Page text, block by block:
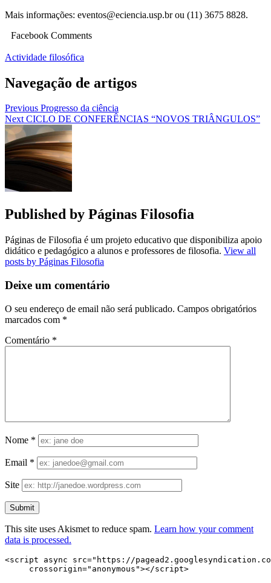
Mais informações: eventos@eciencia.usp.br ou (11) 3675 8828.
Facebook Comments
Actividade filosófica
Navegação de artigos
Previous Progresso da ciência
Next CICLO DE CONFERÊNCIAS “NOVOS TRIÂNGULOS”
Published by Páginas Filosofia
Páginas de Filosofia é um projeto educativo que disponibiliza apoio
didático e pedagógico a alunos e professores de filosofia. View all
posts by Páginas Filosofia
Deixe um comentário
O seu endereço de email não será publicado. Campos obrigatórios
marcados com *
Comentário *
Nome *
Email *
Site
This site uses Akismet to reduce spam. Learn how your comment
data is processed.
<script async src="https://
     crossorigin="anonymous"></script>